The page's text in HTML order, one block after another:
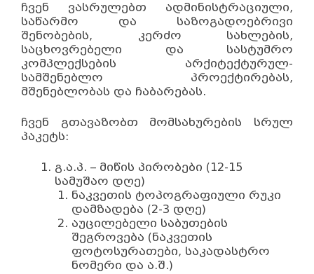
ჩვენ ვასრულებთ ადმინისტრაციული,
საწარმო და საზოგადოებრივი
შენობების, კერძო სახლების,
საცხოვრებელი და სასტუმრო
კომპლექსების არქიტექტურულ-
სამშენებლო პროექტირებას,
მშენებლობას და ჩაბარებას.
ჩვენ გთავაზობთ მომსახურების სრულ
პაკეტს:
გ.ა.პ. – მიწის პირობები (12-15
სამუშაო დღე)
ნაკვეთის ტოპოგრაფიული რუკი
დამზადება (2-3 დღე)
აუცილებელი საბუთების
შეგროვება (ნაკვეთის
ფოტოსურათები, საკადასტრო
ნომერი და ა.შ.)